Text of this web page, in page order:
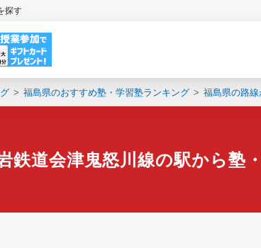
探す
福島県のおすすめ塾・学習塾ランキング 福島県の路
鉄道会津鬼怒川線の駅から塾